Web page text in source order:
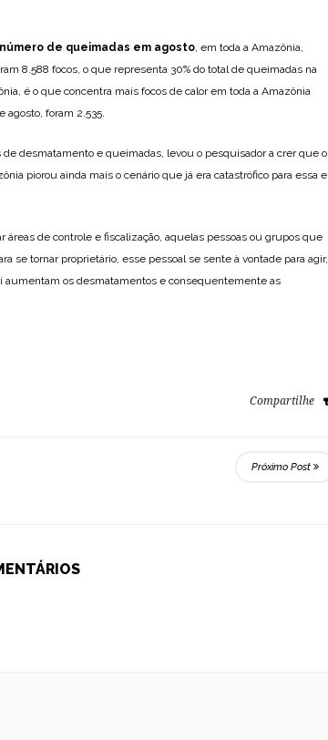
de queimadas em agosto, em toda a Amazônia,
8.588 focos, o que representa 30% do total de queimadas na
é o que concentra mais focos de calor em toda a Amazônia
agosto, foram 2.535.
desmatamento e queimadas, levou o pesquisador a crer que o
piorou ainda mais o cenário que já era catastrófico para essa e
áreas de controle e fiscalização, aquelas pessoas ou grupos que
se tornar proprietário, esse pessoal se sente à vontade para agir,
aumentam os desmatamentos e consequentemente as
Compartilhe
Próximo Post